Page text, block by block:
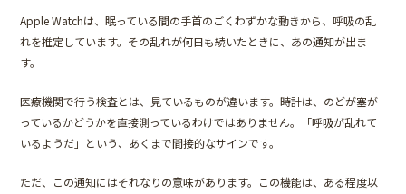
Apple Watchは、眠っている間の手首のごくわずかな動きから、呼吸の乱
れを推定しています。その乱れが何日も続いたときに、あの通知が出ま
す。
医療機関で行う検査とは、見ているものが違います。時計は、のどが塞が
っているかどうかを直接測っているわけではありません。「呼吸が乱れて
いるようだ」という、あくまで間接的なサインです。
ただ、この通知にはそれなりの意味があります。この機能は、ある程度以